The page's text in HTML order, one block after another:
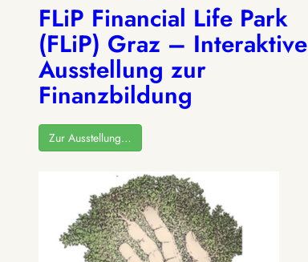
FLiP Financial Life Park
(FLiP) Graz – Interaktive
Ausstellung zur
Finanzbildung
Zur Ausstellung…